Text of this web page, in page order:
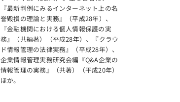
『最新判例にみるインターネット上の名
誉毀損の理論と実務』（平成28年）、
『金融機関における個人情報保護の実
務』（共編著）（平成28年）、『クラウ
ド情報管理の法律実務』（平成28年）、
企業情報管理実務研究会編『Q&A企業の
情報管理の実務』（共著）（平成20年）
ほか。